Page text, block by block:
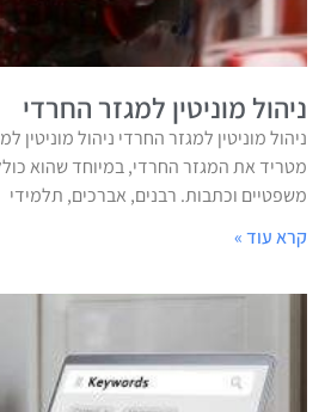
ניהול מוניטין למגזר החרדי
ניהול מוניטין למגזר החרדי ניהול מוניטין
מטריד את המגזר החרדי, במיוחד שהוא
משפטיים וכתבות. רבנים, אברכים, תלמידי
קרא עוד »